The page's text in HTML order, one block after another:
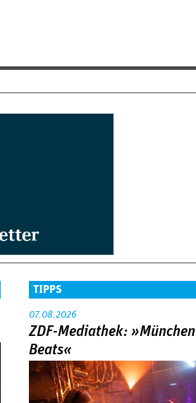
TIPPS
07.08.2026
ZDF-Mediathek: »München
Beats«